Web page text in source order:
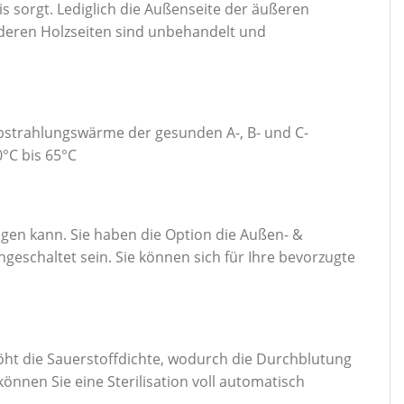
sorgt. Lediglich die Außenseite der äußeren
Holzseiten sind unbehandelt und
der gesunden A-, B- und C-
bis 65°C
kann. Sie haben die Option die Außen- &
sein. Sie können sich für Ihre bevorzugte
die Sauerstoffdichte, wodurch die Durchblutung
Sie eine Sterilisation voll automatisch